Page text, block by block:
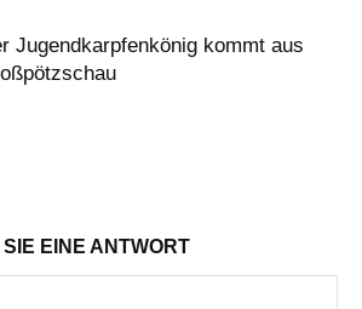
Jugendkarpfenkönig kommt aus
EINE ANTWORT